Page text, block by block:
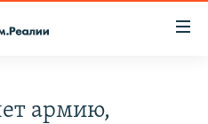
армию,